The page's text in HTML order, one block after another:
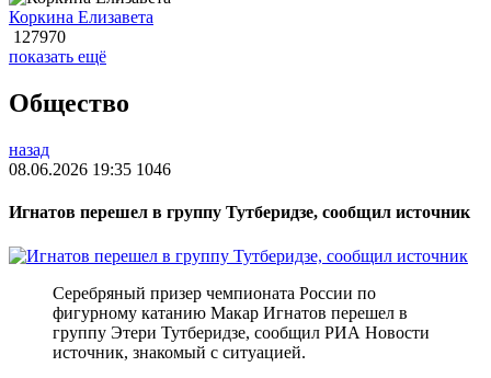
Коркина Елизавета
127970
показать ещё
Общество
назад
08.06.2026 19:35 1046
Игнатов перешел в группу Тутберидзе, сообщил источник
Серебряный призер чемпионата России по
фигурному катанию Макар Игнатов перешел в
группу Этери Тутберидзе, сообщил РИА Новости
источник, знакомый с ситуацией.